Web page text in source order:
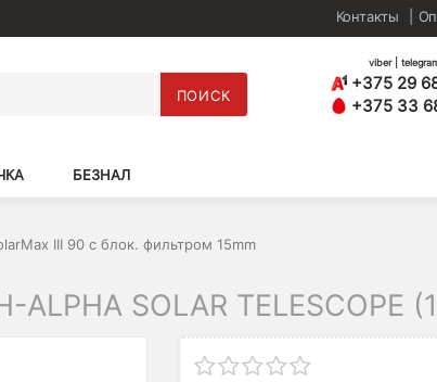
Контакты
ПОИСК
viber |
+375 29
+375 33
БЕЗНАЛ
III 90 с блок. фильтром 15mm
SOLAR TELESCOPE